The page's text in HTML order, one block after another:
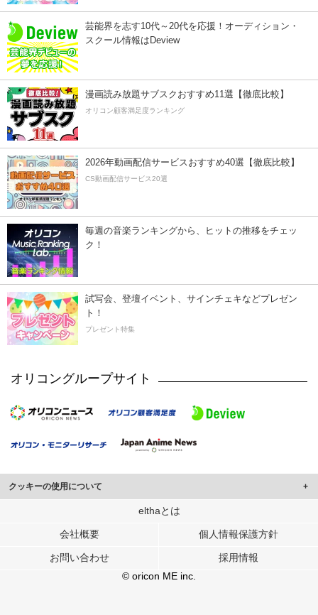
芸能界を志す10代～20代を応援！オーディション・
スクール情報はDeview
漫画読み放題サブスクおすすめ11選【徹底比較】
オリコン顧客満足度ランキング
2026年動画配信サービスおすすめ40選【徹底比較】
CS動画配信サービス20選
毎週の音楽ランキングから、ヒットの推移をチェッ
ク！
試写会、登壇イベント、サインチェキなどプレゼン
ト！
プレゼント特集
オリコングループサイト
クッキーの使用について
このサイトでは Cookie を使用して、ユーザーに合わせたコンテンツや広告の
行っています。
メディアや広告配信、データ解析の各パートナーに提供しています。
各パートナーは、この情報とユーザーが各パートナーに提供した他の情報や、
ユーザーが各パートナーのサービスを使用したときに収集した他の情報を組み
elthaとは
会社概要 個人情報保護方針
お問い合わせ
採用情報
© oricon ME inc.